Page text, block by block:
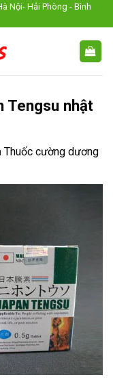
Nội- Hải Phòng - Bình
Tengsu nhật
Thuốc cường dương